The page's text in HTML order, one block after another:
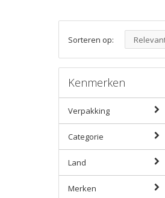
Sorteren op:
Kenmerken
Verpakking
Categorie
Land
Merken